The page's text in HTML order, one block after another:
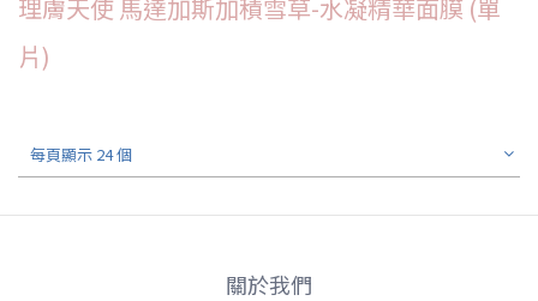
理膚天使 馬達加斯加積雪草-水凝精華面膜 (單
片)
每頁顯示 24 個
關於我們